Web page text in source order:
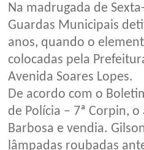
Na madrugada de
Guardas Municipais
anos, quando o
colocadas pela
Avenida Soares Lopes.
De acordo com o
de Polícia – 7ª Corpin,
Barbosa e vendia.
lâmpadas roubadas